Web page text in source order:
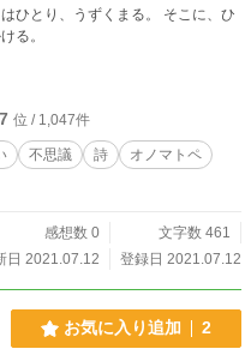
、うずくまる。 そこに、ひ
る。
位 / 1,047件
不思議 詩
オノマトペ
感想数 0
文字数 461
日 2021.07.12
登録日 2021.07.12
お気に入り追加 2